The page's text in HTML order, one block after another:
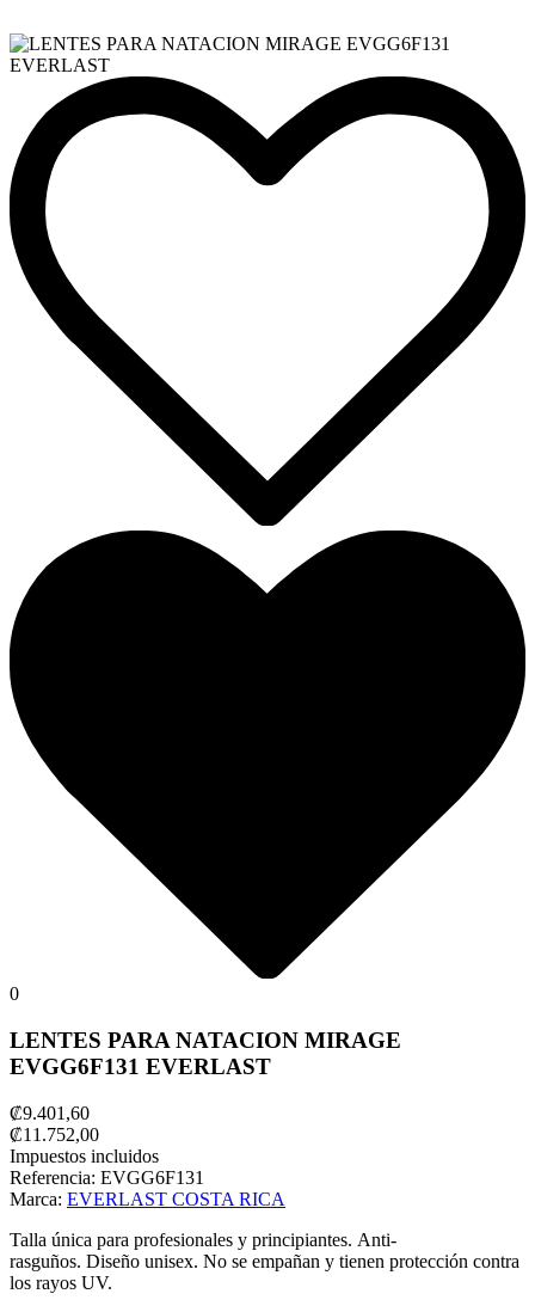
0
LENTES PARA NATACION MIRAGE
EVGG6F131 EVERLAST
₡9.401,60
₡11.752,00
Impuestos incluidos
Referencia: EVGG6F131
Marca: EVERLAST COSTA RICA
Talla única para profesionales y principiantes. Anti-
rasguños. Diseño unisex. No se empañan y tienen protección contra
los rayos UV.